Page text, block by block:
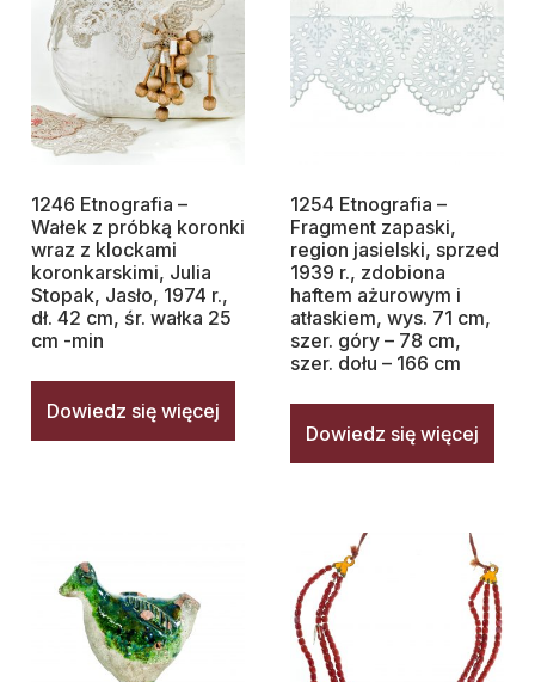
1246 Etnografia –
Wałek z próbką koronki
wraz z klockami
koronkarskimi, Julia
Stopak, Jasło, 1974 r.,
dł. 42 cm, śr. wałka 25
cm -min
Dowiedz się więcej
1254 Etnografia –
Fragment zapaski,
region jasielski, sprzed
1939 r., zdobiona
haftem ażurowym i
atłaskiem, wys. 71 cm,
szer. góry – 78 cm,
szer. dołu – 166 cm
Dowiedz się więcej